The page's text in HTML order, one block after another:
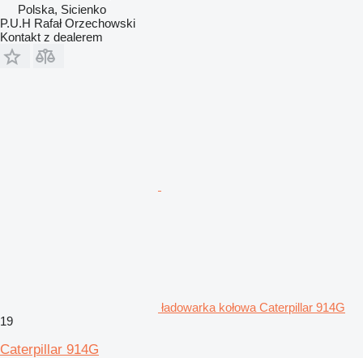
Polska, Sicienko
P.U.H Rafał Orzechowski
Kontakt z dealerem
ładowarka kołowa Caterpillar 914G
19
Caterpillar 914G